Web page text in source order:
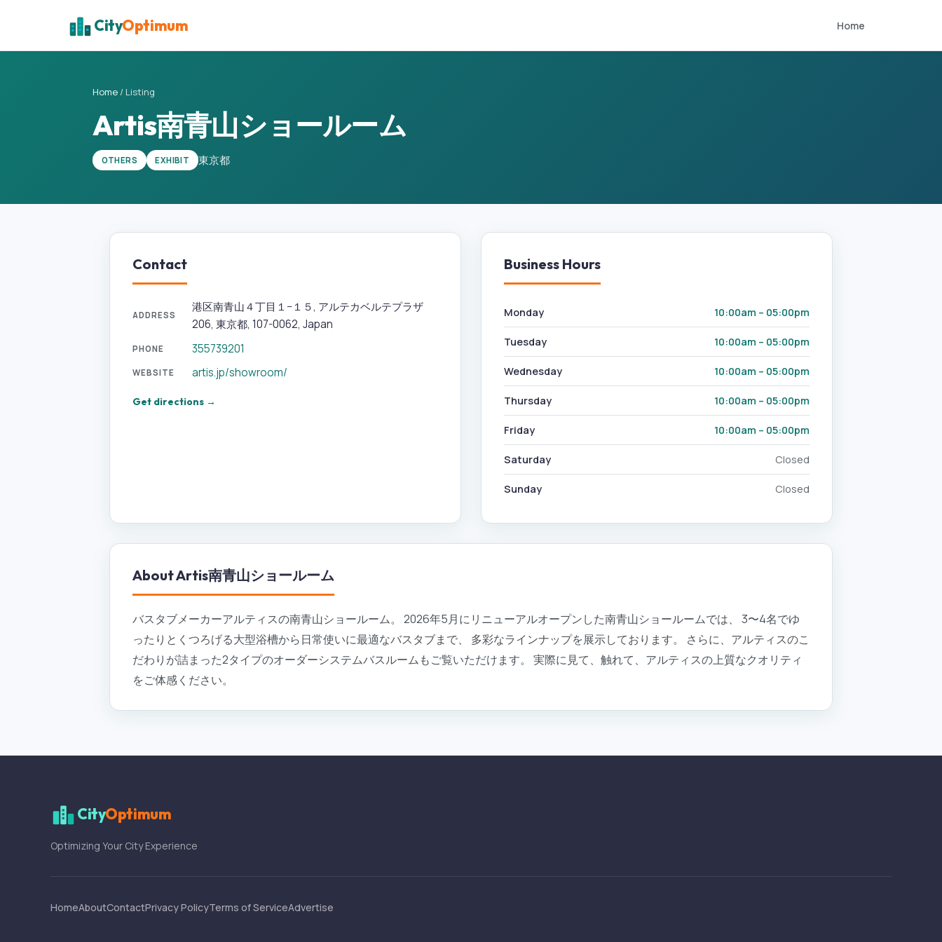
CityOptimum Home
Home / Listing
Artis南青山ショールーム
OTHERS EXHIBIT 東京都
Contact
ADDRESS
港区南青山４丁目１−１５, アルテカベルテプラザ
206, 東京都, 107-0062, Japan
PHONE 355739201
WEBSITE artis.jp/showroom/
Get directions →
Business Hours
Monday 10:00am – 05:00pm
Tuesday 10:00am – 05:00pm
Wednesday 10:00am – 05:00pm
Thursday 10:00am – 05:00pm
Friday 10:00am – 05:00pm
Saturday Closed
Sunday Closed
AboutArtis南青山ショールーム
バスタブメーカーアルティスの南青山ショールーム。 2026年5月にリニューアルオープンした南青山ショールームでは、 3〜4名でゆ
ったりとくつろげる大型浴槽から日常使いに最適なバスタブまで、 多彩なラインナップを展示しております。 さらに、アルティスのこ
だわりが詰まった2タイプのオーダーシステムバスルームもご覧いただけます。 実際に見て、触れて、アルティスの上質なクオリティ
をご体感ください。
CityOptimum
Optimizing Your City Experience
HomeAboutContactPrivacy PolicyTerms of ServiceAdvertise